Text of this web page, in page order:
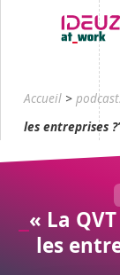
Accueil >
les entreprises
« La
les